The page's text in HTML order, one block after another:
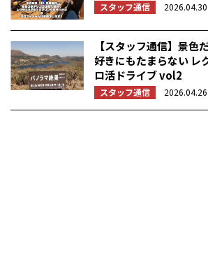
スタッフ通信 2026.04.30
【スタッフ通信】景色
好きにもたまらない レ
ロ活ドライブ vol2
スタッフ通信 2026.04.26